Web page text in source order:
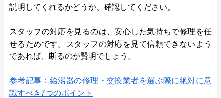
説明してくれるかどうか、確認してください。
スタッフの対応を見るのは、安心した気持ちで修理を任
せるためです。スタッフの対応を見て信頼できないよう
であれば、断るのが賢明でしょう。
参考記事：給湯器の修理・交換業者を選ぶ際に絶対に意
識すべき7つのポイント